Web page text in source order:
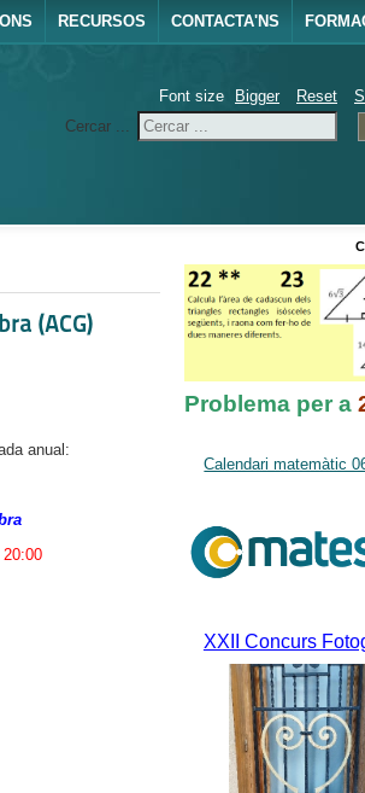
RECURSOS CONTACTA'NS
Font size Bigger Reset
Cercar ...
(ACG)
anual:
20:00
Problema per a
Calendari matemàtic
XXII Concurs